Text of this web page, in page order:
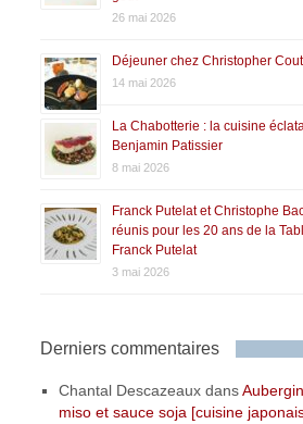
26 mai 2026
Déjeuner chez Christopher
14 mai 2026
La Chabotterie : la cuisine
Benjamin Patissier
8 mai 2026
Franck Putelat et Christophe
réunis pour les 20 ans de la
Franck Putelat
3 mai 2026
Derniers commentaires
Chantal Descazeaux dans
miso et sauce soja [cuisine